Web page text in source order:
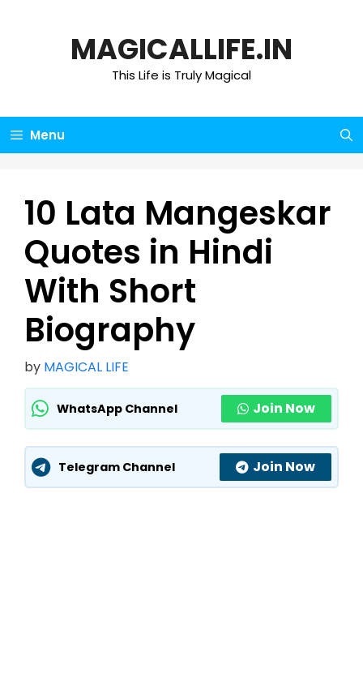
MAGICALLIFE.IN
This Life is Truly Magical
Menu
10 Lata Mangeskar
Quotes in Hindi
With Short
Biography
by MAGICAL LIFE
WhatsApp Channel Join Now
Telegram Channel Join Now